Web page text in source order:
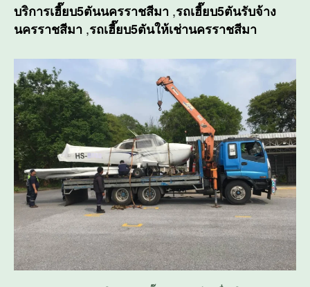
บริการเฮี๊ยบ5ตันนครราชสีมา ,รถเฮี๊ยบ5ตันรับจ้าง
นครราชสีมา ,รถเฮี๊ยบ5ตันให้เช่านครราชสีมา